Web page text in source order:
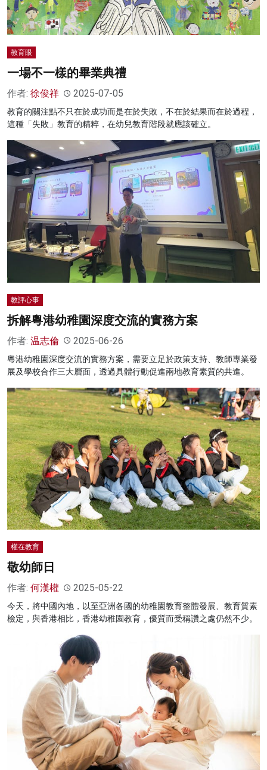
教育眼
一場不一樣的畢業典禮
作者: 徐俊祥 2025-07-05
教育的關注點不只在於成功而是在於失敗，不在於結果而在於過程，
這種「失敗」教育的精粹，在幼兒教育階段就應該確立。
教評心事
拆解粵港幼稚園深度交流的實務方案
作者: 温志倫 2025-06-26
粵港幼稚園深度交流的實務方案，需要立足於政策支持、教師專業發
展及學校合作三大層面，透過具體行動促進兩地教育素質的共進。
權在教育
敬幼師日
作者: 何漢權 2025-05-22
今天，將中國內地，以至亞洲各國的幼稚園教育整體發展、教育質素
檢定，與香港相比，香港幼稚園教育，優質而受稱讚之處仍然不少。